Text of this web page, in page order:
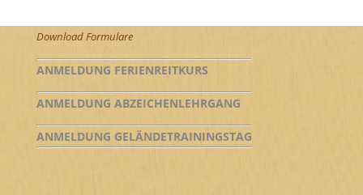
Download Formulare
ANMELDUNG FERIENREITKURS
ANMELDUNG ABZEICHENLEHRGANG
ANMELDUNG GELÄNDETRAININGSTAG